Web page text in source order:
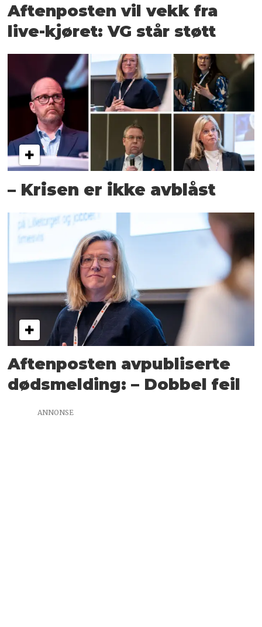
Aftenposten vil vekk fra
live-kjøret: VG står støtt
– Krisen er ikke avblåst
Aftenposten avpubliserte
dødsmelding: – Dobbel feil
ANNONSE